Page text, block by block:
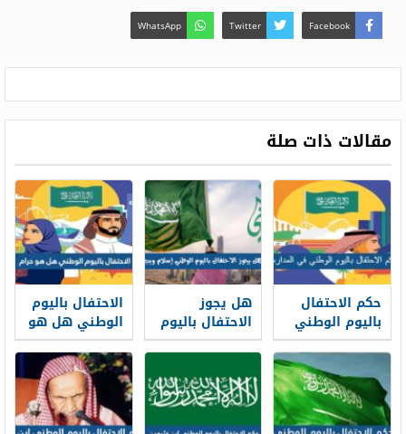
Facebook
Twitter
WhatsApp
مقالات ذات صلة
حكم الاحتفال
باليوم الوطني
في المدارس
هيئة كبار
العلماء
هل يجوز
الاحتفال باليوم
الوطني إسلام
ويب
الاحتفال باليوم
الوطني هل هو
حرام